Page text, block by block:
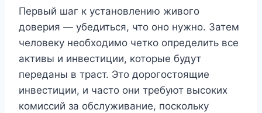
Первый шаг к установлению живого
доверия — убедиться, что оно нужно. Затем
человеку необходимо четко определить все
активы и инвестиции, которые будут
переданы в траст. Это дорогостоящие
инвестиции, и часто они требуют высоких
комиссий за обслуживание, поскольку